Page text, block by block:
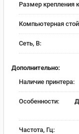
Размер крепления
Компьютерная
Сеть, В:
Дополнительно:
Наличие принтера:
Особенности:
Частота, Гц: